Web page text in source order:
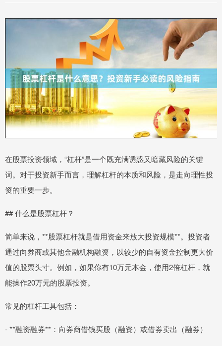
在股票投资领域，“杠杆”是一个既充满诱惑又暗藏风险的关键
词。对于投资新手而言，理解杠杆的本质和风险，是走向理性投
资的重要一步。
## 什么是股票杠杆？
简单来说，**股票杠杆就是借用资金来放大投资规模**。投资者
通过向券商或其他金融机构融资，以较少的自有资金控制更大价
值的股票头寸。例如，如果你有10万元本金，使用2倍杠杆，就
能操作20万元的股票投资。
常见的杠杆工具包括：
- **融资融券**：向券商借钱买股（融资）或借券卖出（融券）